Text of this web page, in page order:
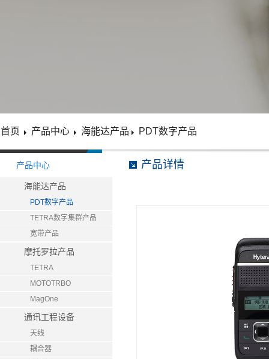
产品中心
海能达产品
PDT数字产品
TETRA数字集群产品
宽带产品
摩托罗拉产品
TETRA
MOTOTRBO
MagOne
通讯工程设备
天线
耦合器
产品详情
首页 产品中心 海能达产品 PDT数字产品